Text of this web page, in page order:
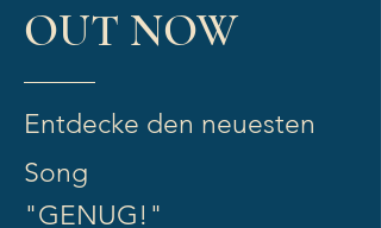
OUT NOW
Entdecke den neuesten
Song
"GENUG!"